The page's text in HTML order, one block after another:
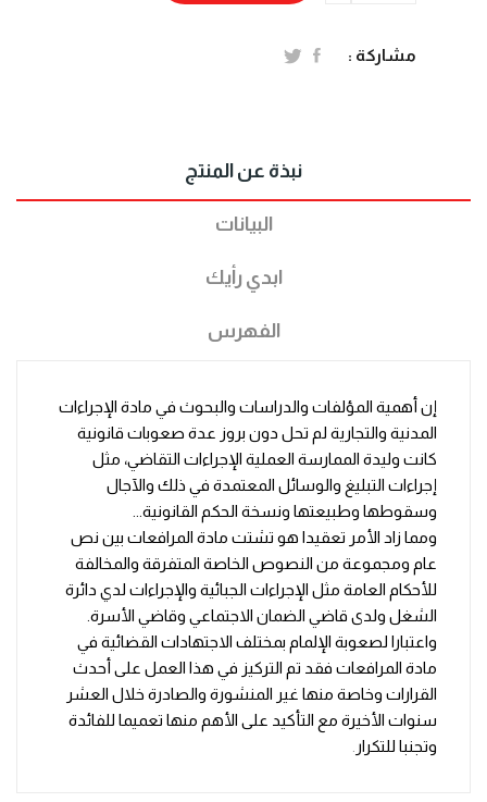
مشاركة :
نبذة عن المنتج
البيانات
ابدي رأيك
الفهرس
إن أهمية المؤلفات والدراسات والبحوث في مادة الإجراءات
المدنية والتجارية لم تحل دون بروز عدة صعوبات قانونية
كانت وليدة الممارسة العملية الإجراءات التقاضي، مثل
إجراءات التبليغ والوسائل المعتمدة في ذلك والآجال
وسقوطها وطبيعتها ونسخة الحكم القانونية...
ومما زاد الأمر تعقيدا هو تشتت مادة المرافعات بين نص
عام ومجموعة من النصوص الخاصة المتفرقة والمخالفة
للأحكام العامة مثل الإجراءات الجبائية والإجراءات لدي دائرة
الشغل ولدى قاضي الضمان الاجتماعي وقاضي الأسرة.
واعتبارا لصعوبة الإلمام بمختلف الاجتهادات القضائية في
مادة المرافعات فقد تم التركيز في هذا العمل على أحدث
القرارات وخاصة منها غير المنشورة والصادرة خلال العشر
سنوات الأخيرة مع التأكيد على الأهم منها تعميما للفائدة
وتجنبا للتكرار